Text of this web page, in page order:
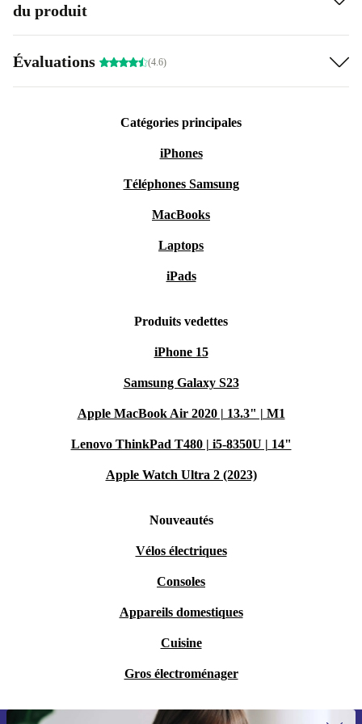
du produit
Évaluations (4.6)
Catégories principales
iPhones
Téléphones Samsung
MacBooks
Laptops
iPads
Produits vedettes
iPhone 15
Samsung Galaxy S23
Apple MacBook Air 2020 | 13.3" | M1
Lenovo ThinkPad T480 | i5-8350U | 14"
Apple Watch Ultra 2 (2023)
Nouveautés
Vélos électriques
Consoles
Appareils domestiques
Cuisine
Gros électroménager